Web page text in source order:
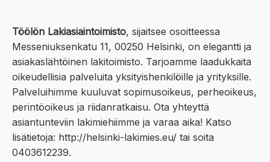
Töölön Lakiasiaintoimisto, sijaitsee osoitteessa
Messeniuksenkatu 11, 00250 Helsinki, on elegantti ja
asiakaslähtöinen lakitoimisto. Tarjoamme laadukkaita
oikeudellisia palveluita yksityishenkilöille ja yrityksille.
Palveluihimme kuuluvat sopimusoikeus, perheoikeus,
perintöoikeus ja riidanratkaisu. Ota yhteyttä
asiantunteviin lakimiehiimme ja varaa aika! Katso
lisätietoja: http://helsinki-lakimies.eu/ tai soita
0403612239.